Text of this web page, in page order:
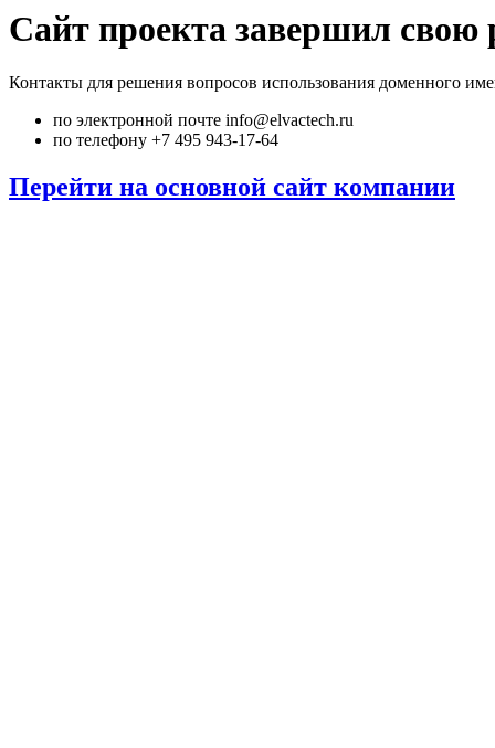
Сайт проекта завершил свою
Контакты для решения вопросов использования доменного
по электронной почте info@elvactech.ru
по телефону +7 495 943-17-64
Перейти на основной сайт компании